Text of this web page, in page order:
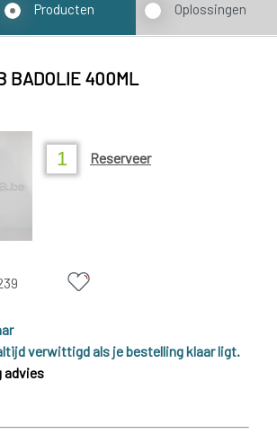
Producten Oplossingen
BADOLIE 400ML
Reserveer
verwittigd als je bestelling klaar ligt.
advies